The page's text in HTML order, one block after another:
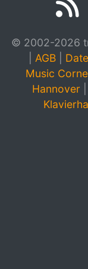
© 2002-2026
AGB
Music
Hannover